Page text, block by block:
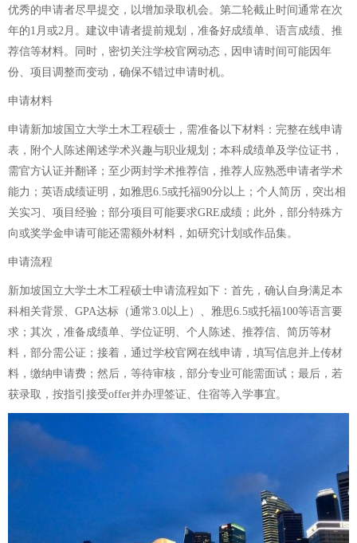
优秀的申请者尽早提交，以增加录取机会。第二轮截止时间通常在次
年的1月或2月。建议申请者提前规划，准备好成绩单、语言成绩、推
荐信等材料。同时，密切关注学校官网动态，因申请时间可能因年
份、项目调整而变动，确保不错过申请时机。
申请材料
申请新加坡国立大学土木工程硕士，需准备以下材料：完整在线申请
表，附个人陈述阐述学术兴趣与职业规划；本科成绩单及学位证书，
需官方认证并翻译；至少两封学术推荐信，推荐人应熟悉申请者学术
能力；英语成绩证明，如雅思6.5或托福90分以上；个人简历，突出相
关实习、项目经验；部分项目可能要求GRE成绩；此外，部分特殊方
向或奖学金申请可能还需额外材料，如研究计划或作品集。
申请流程
新加坡国立大学土木工程硕士申请流程如下：首先，确认自身满足本
科相关背景、GPA达标（通常3.0以上）、雅思6.5或托福100等语言要
求；其次，准备成绩单、学位证明、个人陈述、推荐信、简历等材
料，部分需公证；接着，通过学校官网在线申请，填写信息并上传材
料，缴纳申请费；然后，等待审核，部分专业可能需面试；最后，若
获录取，按指引接受offer并办理签证、住宿等入学事宜。